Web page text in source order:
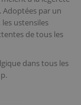
. Adoptées par un
ustensiles
de tous les
dans tous les